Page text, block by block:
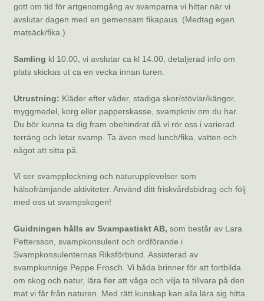
gott om tid för artgenomgång av svamparna vi hittar när vi
avslutar dagen med en gemensam fikapaus. (Medtag egen
matsäck/fika.)
Samling kl 10.00, vi avslutar ca kl 14.00, detaljerad info om
plats skickas ut ca en vecka innan turen.
Utrustning: Kläder efter väder, stadiga skor/stövlar/kängor,
myggmedel, korg eller papperskasse, svampkniv om du har.
Du bör kunna ta dig fram obehindrat då vi rör oss i varierad
terräng och letar svamp. Ta även med lunch/fika, vatten och
något att sitta på.
Vi ser svampplockning och naturupplevelser som
hälsofrämjande aktiviteter. Använd ditt friskvårdsbidrag och följ
med oss ut svampskogen!
Guidningen hålls av Svampastiskt AB, som består av Lara
Pettersson, svampkonsulent och ordförande i
Svampkonsulenternas Riksförbund. Assisterad av
svampkunnige Peppe Frosch. Vi båda brinner för att fortbilda
om skog och natur, lära fler att våga och vilja ta tillvara på den
mat vi får från naturen. Med rätt kunskap kan alla lära sig hitta